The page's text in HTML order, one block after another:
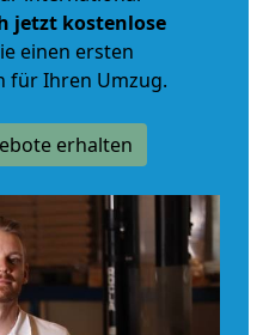
jetzt kostenlose
einen ersten
für Ihren Umzug.
erhalten